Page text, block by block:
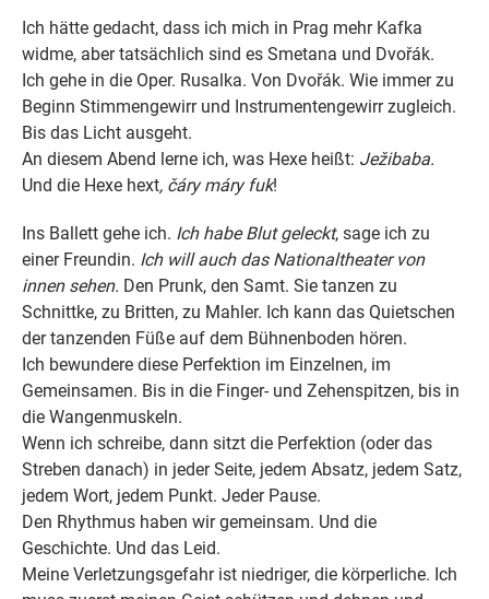
Ich hätte gedacht, dass ich mich in Prag mehr Kafka
widme, aber tatsächlich sind es Smetana und Dvořák.
Ich gehe in die Oper. Rusalka. Von Dvořák. Wie immer zu
Beginn Stimmengewirr und Instrumentengewirr zugleich.
Bis das Licht ausgeht.
An diesem Abend lerne ich, was Hexe heißt: Ježibaba.
Und die Hexe hext, čáry máry fuk!
Ins Ballett gehe ich. Ich habe Blut geleckt, sage ich zu
einer Freundin. Ich will auch das Nationaltheater von
innen sehen. Den Prunk, den Samt. Sie tanzen zu
Schnittke, zu Britten, zu Mahler. Ich kann das Quietschen
der tanzenden Füße auf dem Bühnenboden hören.
Ich bewundere diese Perfektion im Einzelnen, im
Gemeinsamen. Bis in die Finger- und Zehenspitzen, bis in
die Wangenmuskeln.
Wenn ich schreibe, dann sitzt die Perfektion (oder das
Streben danach) in jeder Seite, jedem Absatz, jedem Satz,
jedem Wort, jedem Punkt. Jeder Pause.
Den Rhythmus haben wir gemeinsam. Und die
Geschichte. Und das Leid.
Meine Verletzungsgefahr ist niedriger, die körperliche. Ich